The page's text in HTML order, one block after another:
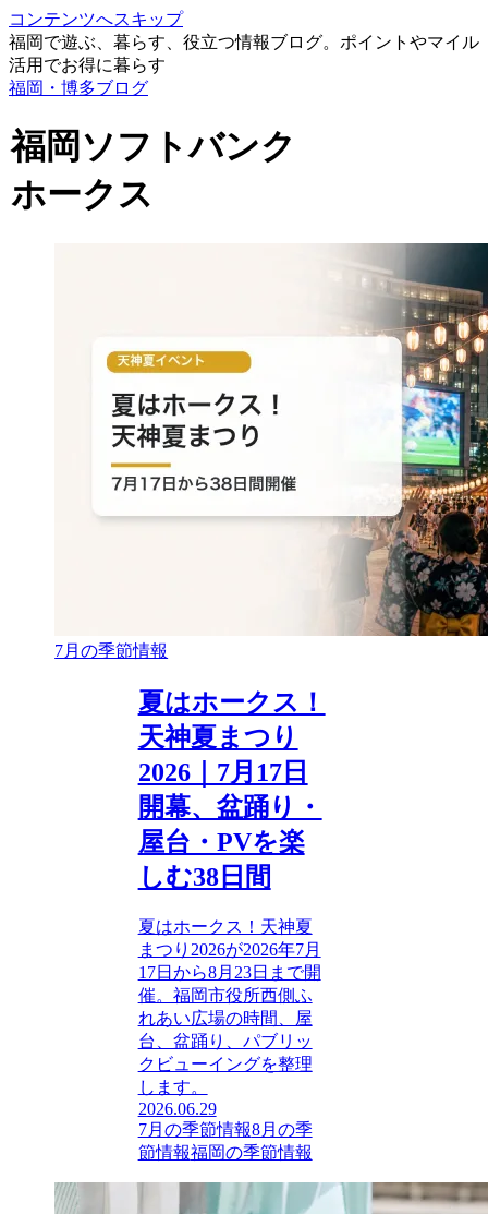
コンテンツへスキップ
福岡で遊ぶ、暮らす、役立つ情報ブログ。ポイントやマイル
活用でお得に暮らす
福岡・博多ブログ
福岡ソフトバンク
ホークス
7月の季節情報
夏はホークス！
天神夏まつり
2026｜7月17日
開幕、盆踊り・
屋台・PVを楽
しむ38日間
夏はホークス！天神夏
まつり2026が2026年7月
17日から8月23日まで開
催。福岡市役所西側ふ
れあい広場の時間、屋
台、盆踊り、パブリッ
クビューイングを整理
します。
2026.06.29
7月の季節情報8月の季
節情報福岡の季節情報